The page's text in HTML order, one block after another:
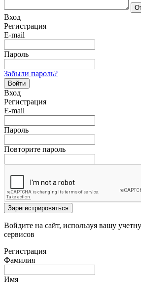
Вход
Регистрация
E-mail
Пароль
Забыли пароль?
Войти
Вход
Регистрация
E-mail
Пароль
Повторите пароль
Зарегистрироваться
Войдите на сайт, используя вашу
сервисов
Регистрация
Фамилия
Имя